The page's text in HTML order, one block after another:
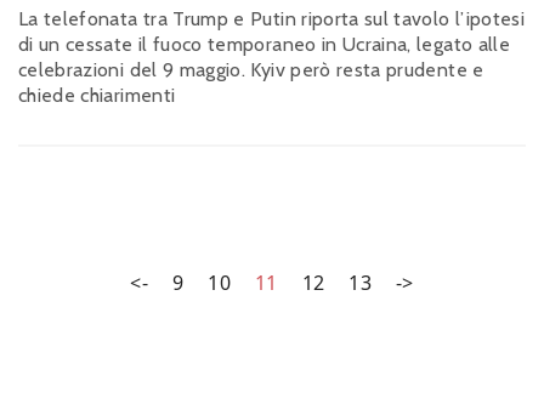
La telefonata tra Trump e Putin riporta sul tavolo l’ipotesi
di un cessate il fuoco temporaneo in Ucraina, legato alle
celebrazioni del 9 maggio. Kyiv però resta prudente e
chiede chiarimenti
<- 9 10 11 12 13 ->